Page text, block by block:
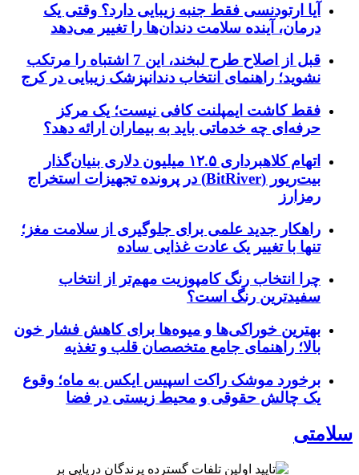
آیا ارتودنسی فقط جنبه زیبایی دارد؟ وقتی یک
درمان، آینده سلامت دندان‌ها را تغییر می‌دهد
قبل از اصلاح طرح لبخند، این 7 اشتباه را مرتکب
نشوید؛ راهنمای انتخاب دندانپزشک زیبایی در کرج
فقط کاشت ایمپلنت کافی نیست؛ یک مرکز
حرفه‌ای چه خدماتی باید به بیماران ارائه دهد؟
اتهام کلاهبرداری ۱۲.۵ میلیون دلاری بنیان‌گذار
بیت‌ریور (BitRiver) در پرونده تجهیزات استخراج
رمزارز
راهکار جدید علمی برای جلوگیری از سلامت مغز؛
تنها با تغییر یک عادت غذایی ساده
چرا انتخاب رنگ کامپوزیت مهم‌تر از انتخاب
سفیدترین رنگ است؟
بهترین خوراکی‌ها و میوه‌ها برای کاهش فشار خون
بالا؛ راهنمای جامع متخصصان قلب و تغذیه
برخورد موشک راکت اسپیس ایکس به ماه؛ وقوع
یک چالش حقوقی و محیط زیستی در فضا
سلامتی